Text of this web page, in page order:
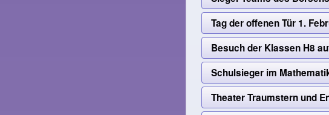
Tag der offenen Tür 1.
Besuch der Klassen H8
Schulsieger im
Theater Traumstern und